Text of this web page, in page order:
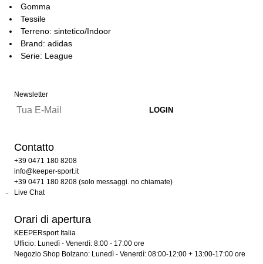
Gomma
Tessile
Terreno: sintetico/Indoor
Brand: adidas
Serie: League
Newsletter
Contatto
+39 0471 180 8208
info@keeper-sport.it
+39 0471 180 8208 (solo messaggi. no chiamate)
Live Chat
Orari di apertura
KEEPERsport Italia
Ufficio: Lunedì - Venerdì: 8:00 - 17:00 ore
Negozio Shop Bolzano: Lunedì - Venerdì: 08:00-12:00 + 13:00-17:00 ore